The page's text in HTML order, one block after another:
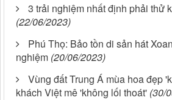
3 trải nghiệm nhất định phải thử
(22/06/2023)
Phú Thọ: Bảo tồn di sản hát
nghiệm (20/06/2023)
Vùng đất Trung Á mùa hoa đẹp
khách Việt mê 'không lối thoát' (30/